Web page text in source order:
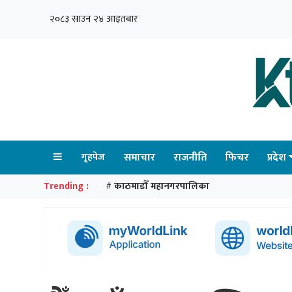
२०८३ साउन २४ आइतबार
गृहपेज समाचार राजनीति फिचर प्रदेश
Trending : # काठमाडौँ महानगरपालिका